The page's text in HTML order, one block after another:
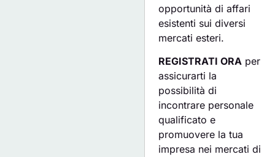
opportunità di affari
esistenti sui diversi
mercati esteri.
REGISTRATI ORA per
assicurarti la
possibilità di
incontrare personale
qualificato e
promuovere la tua
impresa nei mercati di